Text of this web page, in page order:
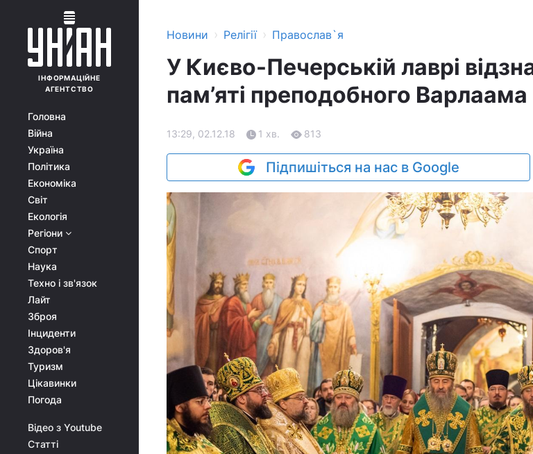
ІНФОРМАЦІЙНЕ
АГЕНТСТВО
Головна
Війна
Україна
Політика
Економіка
Світ
Екологія
Регіони
Спорт
Наука
Техно і зв'язок
Лайт
Зброя
Інциденти
Здоров'я
Туризм
Цікавинки
Погода
Відео з Youtube
Статті
Новини › Релігії › Православ`я
У Києво-Печерській лаврі
пам’яті преподобного Варлаама
13:29, 02.12.18 1 хв. 813
Підпишіться на нас в Google